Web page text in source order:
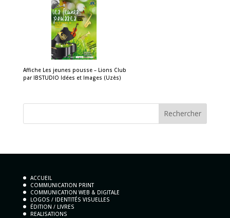
Affiche Les jeunes pousse – Lions Club
par IBSTUDIO Idées et Images (Uzès)
ACCUEIL
COMMUNICATION PRINT
COMMUNICATION WEB & DIGITALE
LOGOS / IDENTITÉS VISUELLES
ÉDITION / LIVRES
REALISATIONS